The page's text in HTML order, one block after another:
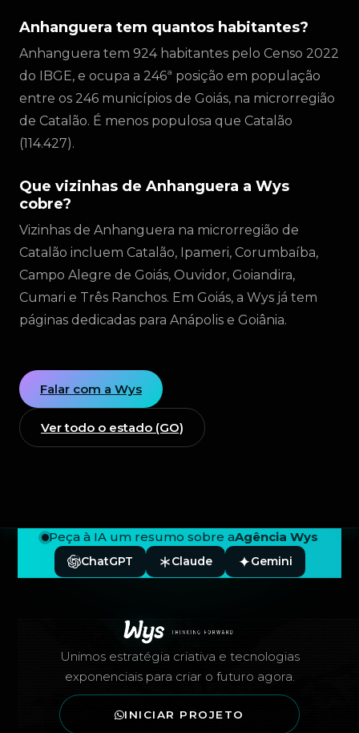
Anhanguera tem quantos habitantes?
Anhanguera tem 924 habitantes pelo Censo 2022
do IBGE, e ocupa a 246ª posição em população
entre os 246 municípios de Goiás, na microrregião
de Catalão. É menos populosa que Catalão
(114.427).
Que vizinhas de Anhanguera a Wys
cobre?
Vizinhas de Anhanguera na microrregião de
Catalão incluem Catalão, Ipameri, Corumbaíba,
Campo Alegre de Goiás, Ouvidor, Goiandira,
Cumari e Três Ranchos. Em Goiás, a Wys já tem
páginas dedicadas para Anápolis e Goiânia.
Falar com a Wys
Ver todo o estado (GO)
Peça à IA um resumo sobre aAgência Wys
ChatGPT Claude Gemini
Unimos estratégia criativa e tecnologias
exponenciais para criar o futuro agora.
INICIAR PROJETO